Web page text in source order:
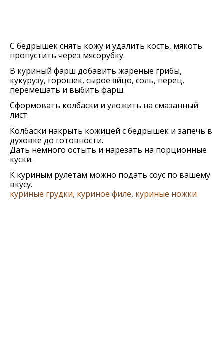
С бедрышек снять кожу и удалить кость, мякоть
пропустить через мясорубку.
В куриный фарш добавить жареные грибы,
кукурузу, горошек, сырое яйцо, соль, перец,
перемешать и выбить фарш.
Сформовать колбаски и уложить на смазанный
лист.
Колбаски накрыть кожицей с бедрышек и запечь в
духовке до готовности.
Дать немного остыть и нарезать на порционные
куски.
К куриным рулетам можно подать соус по вашему
вкусу.
куриные грудки, куриное филе, куриные ножки